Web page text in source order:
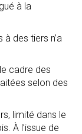
à la
des tiers n’a
cadre des
selon des
limité dans le
À l’issue de